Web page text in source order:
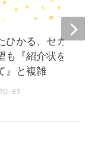
ひかる、セカンド
も『紹介状を貰う
』と複雑
31